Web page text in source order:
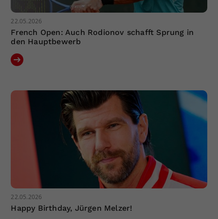
22.05.2026
French Open: Auch Rodionov schafft Sprung in
den Hauptbewerb
22.05.2026
Happy Birthday, Jürgen Melzer!